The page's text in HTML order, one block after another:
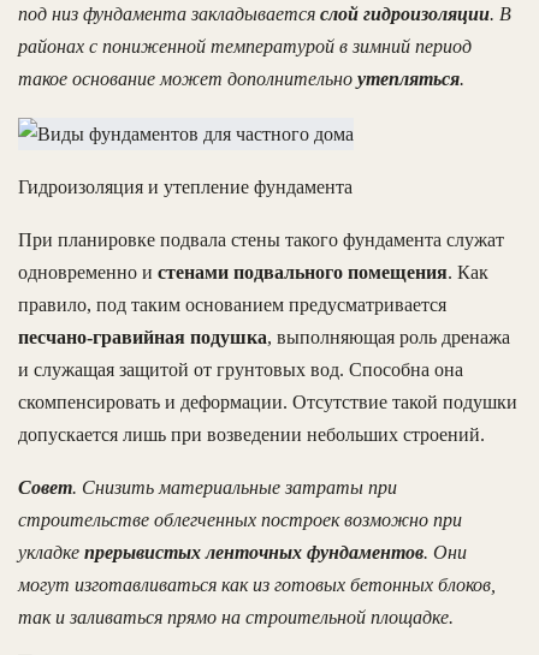
под низ фундамента закладывается слой гидроизоляции. В
районах с пониженной температурой в зимний период
такое основание может дополнительно утепляться.
Гидроизоляция и утепление фундамента
При планировке подвала стены такого фундамента служат
одновременно и стенами подвального помещения. Как
правило, под таким основанием предусматривается
песчано-гравийная подушка, выполняющая роль дренажа
и служащая защитой от грунтовых вод. Способна она
скомпенсировать и деформации. Отсутствие такой подушки
допускается лишь при возведении небольших строений.
Совет. Снизить материальные затраты при
строительстве облегченных построек возможно при
укладке прерывистых ленточных фундаментов. Они
могут изготавливаться как из готовых бетонных блоков,
так и заливаться прямо на строительной площадке.